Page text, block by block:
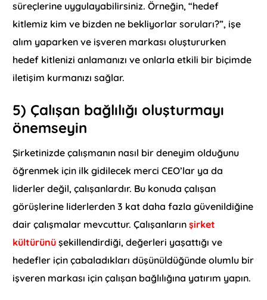
süreçlerine uygulayabilirsiniz. Örneğin, “hedef
kitlemiz kim ve bizden ne bekliyorlar soruları?”, işe
alım yaparken ve işveren markası oluştururken
hedef kitlenizi anlamanızı ve onlarla etkili bir biçimde
iletişim kurmanızı sağlar.
5) Çalışan bağlılığı oluşturmayı
önemseyin
Şirketinizde çalışmanın nasıl bir deneyim olduğunu
öğrenmek için ilk gidilecek merci CEO’lar ya da
liderler değil, çalışanlardır. Bu konuda çalışan
görüşlerine liderlerden 3 kat daha fazla güvenildiğine
dair çalışmalar mevcuttur. Çalışanlarınşirket
kültürünü şekillendirdiği, değerleri yaşattığı ve
hedefler için çabaladıkları düşünüldüğünde olumlu bir
işveren markası için çalışan bağlılığına yatırım yapın.